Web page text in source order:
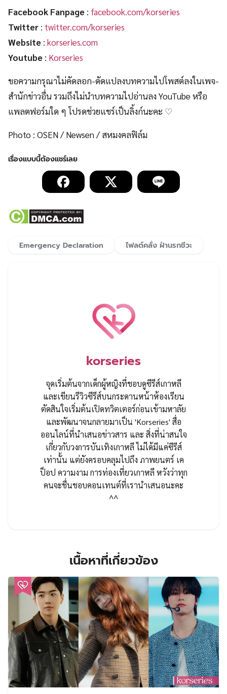
Facebook Fanpage : facebook.com/korseries
Twitter : twitter.com/korseries
Website : korseries.com
Youtube : Korseries
ขอความกรุณาไม่คัดลอก-ดัดแปลงบทความไปโพสต์ลงในเพจ-
สำนักข่าวอื่น รวมถึงไม่นำบทความไปอ่านลง YouTube หรือ
แพลตฟอร์มใด ๆ โปรดช่วยแชร์เป็นลิ้งก์นะคะ ♡
Photo : OSEN / Newsen / สหมงคลฟิล์ม
Emergency Declaration ไฟลต์คลั่ง ฝ่านรกชีวะ
korseries
จุดเริ่มต้นจากเด็กผู้หญิงที่ชอบดูซีรีส์เกาหลี
และเขียนรีวิวซีรีส์บนกระดานหน้าห้องเรียน
ตัดสินใจเริ่มต้นเปิดทวิตเตอร์ก่อนเข้ามหาลัย
และพัฒนาจนกลายมาเป็น 'Korseries' สื่อ
ออนไลน์ที่นำเสนอข่าวสาร และ สิ่งที่น่าสนใจ
เกี่ยวกับวงการบันเทิงเกาหลี ไม่ได้มีแค่ซีรีส์
เท่านั้น แต่ยังครอบคลุมไปถึง ภาพยนตร์ เค
ป็อป ความงาม การท่องเที่ยวเกาหลี หวังว่าทุก
คนจะชื่นชอบคอนเทนต์ที่เรานำเสนอนะคะ
^^
เนื้อหาที่เกี่ยวข้อง